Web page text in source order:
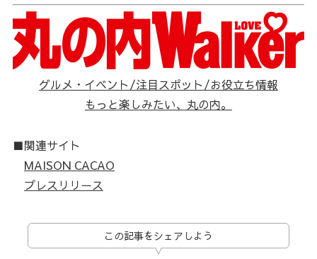
グルメ・イベント/注目スポット/お役立ち情報
もっと楽しみたい、丸の内。
■関連サイト
MAISON CACAO
プレスリリース
この記事をシェアしよう